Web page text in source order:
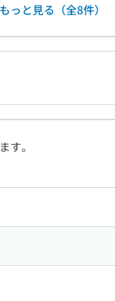
っと見る（全8件）
す。